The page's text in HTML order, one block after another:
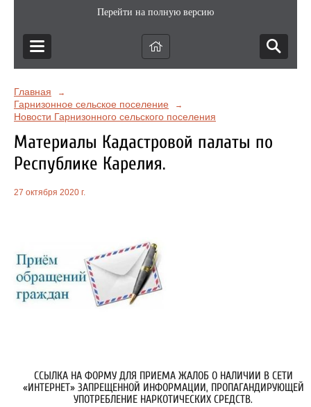
Перейти на полную версию
Главная →
Гарнизонное сельское поселение →
Новости Гарнизонного сельского поселения
Материалы Кадастровой палаты по
Республике Карелия.
27 октября 2020 г.
ССЫЛКА НА ФОРМУ ДЛЯ ПРИЕМА ЖАЛОБ О НАЛИЧИИ В СЕТИ
«ИНТЕРНЕТ» ЗАПРЕЩЕННОЙ ИНФОРМАЦИИ, ПРОПАГАНДИРУЮЩЕЙ
УПОТРЕБЛЕНИЕ НАРКОТИЧЕСКИХ СРЕДСТВ.